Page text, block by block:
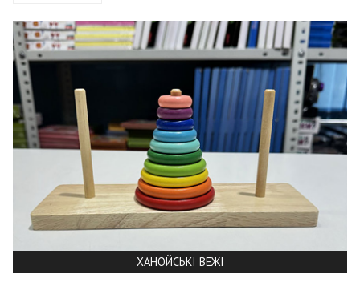
ХАНОЙСЬКІ ВЕЖІ